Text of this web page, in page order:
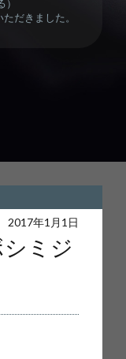
だきました。
array key 0 in
sakata.com/akira-
single.php
2017年1月1日
ミジ